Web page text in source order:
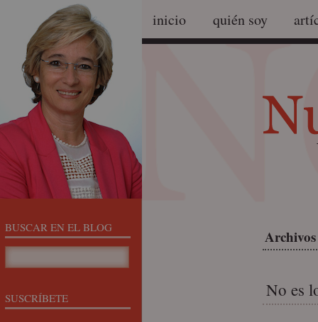
inicio quién soy
No es
BUSCAR EN EL BLOG
SUSCRÍBETE